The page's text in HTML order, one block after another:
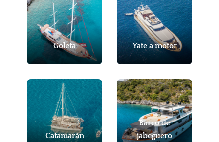
Goleta Yate a motor
Catamarán
Barco de
jabeguero